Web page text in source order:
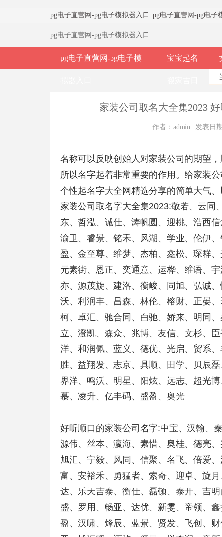
pg电子直营网-pg电子模拟器入口 pg电子直营网-pg电子
pg电子直营网-pg电子模拟器入口
pg电子直营网-pg电子模 宝宝起名
家装公司取名大全集2023
作者：admin 发表日
名称可以反映创始人对家装公司的期望
所以名字起着非常重要的作用。给家装
个性起名字大全网精选分享的简单大气
家装公司取名字大全集2023:敬若、云同
东、哲泓、诚仕、涛帆圆、迎桃、浩西
渝卫、睿景、铭禾、风湖、学业、伦伊
盈、金至尊、维梦、杰柏、鑫松、琛群
元素街、恩正、奕通意、运桦、维语、
亦、源茂旋、建洛、衡峻、同旭、弘诚
沃、利润丰、昌森、林伦、榕财、正晏
柯、卓汇、驰合同、白驰、娇来、明同
立、澄凯、森众、兆博、友信、文杉、
洋、和润佩、蓝义、德优、光启、贸系
胜、益翔发、志京、具顺、田学、贝辰
界洋、鸣沃、明星、阳炫、远志、超光
慕、凌升、亿丰码、盛盈、奥光
好听顺口的家装公司名字:中宝、汉翰、
源伟、丝本、瀛海、素惜、奥桂、德亮
旭汇、宁毅、风同、信聚、名飞、倍爱
富、安裕禾、勇猛者、索奇、迎卓、旋
达、乐天吉泰、衡仕、磊顿、泰开、吉
盛、罗用、畅亚、达优、新雯、帝领、
盈、汉啸、烽辰、蓝景、贤发、飞创、